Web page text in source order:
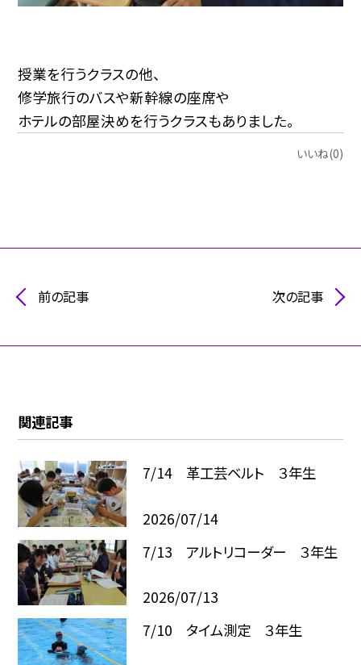
授業を行うクラスの他、
修学旅行のバスや新幹線の座席や
ホテルの部屋決めを行うクラスもありました。
いいね(0)
前の記事 次の記事
関連記事
7/14 革工芸ベルト ３年生
2026/07/14
7/13 アルトリコーダー ３年生
2026/07/13
7/10 タイム測定 ３年生